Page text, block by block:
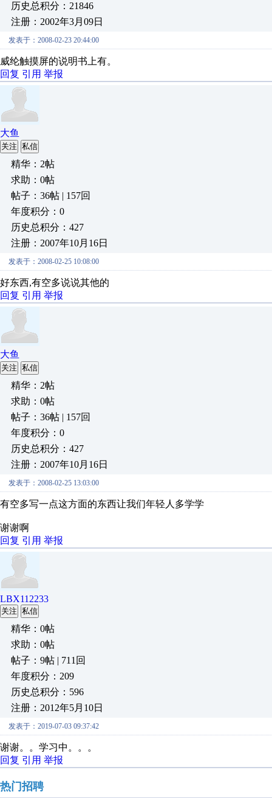
历史总积分：21846
注册：2002年3月09日
发表于：2008-02-23 20:44:00
威纶触摸屏的说明书上有。
回复 引用 举报
大鱼
关注 私信
精华：2帖
求助：0帖
帖子：36帖 | 157回
年度积分：0
历史总积分：427
注册：2007年10月16日
发表于：2008-02-25 10:08:00
好东西,有空多说说其他的
回复 引用 举报
大鱼
关注 私信
精华：2帖
求助：0帖
帖子：36帖 | 157回
年度积分：0
历史总积分：427
注册：2007年10月16日
发表于：2008-02-25 13:03:00
有空多写一点这方面的东西让我们年轻人多学学
谢谢啊
回复 引用 举报
LBX112233
关注 私信
精华：0帖
求助：0帖
帖子：9帖 | 711回
年度积分：209
历史总积分：596
注册：2012年5月10日
发表于：2019-07-03 09:37:42
谢谢。。学习中。。。
回复 引用 举报
热门招聘